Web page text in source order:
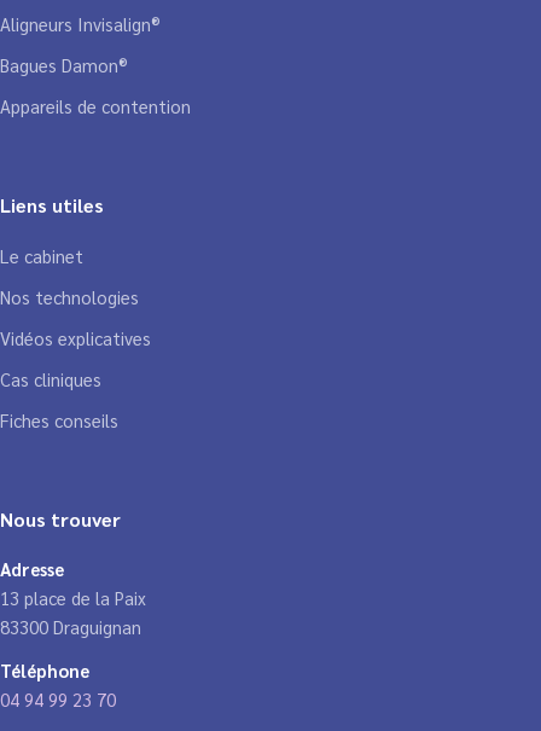
Aligneurs Invisalign®
Bagues Damon®
Appareils de contention
Liens utiles
Le cabinet
Nos technologies
Vidéos explicatives
Cas cliniques
Fiches conseils
Nous trouver
Adresse
13 place de la Paix
83300 Draguignan
Téléphone
04 94 99 23 70